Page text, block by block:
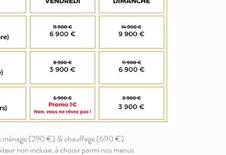
ménage (290 €) & chauffage (690 €)
non incluse, à choisir parmi nos menus​